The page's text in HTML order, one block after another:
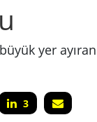
yer
3